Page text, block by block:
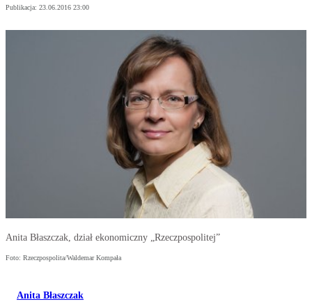
Publikacja: 23.06.2016 23:00
Anita Błaszczak, dział ekonomiczny „Rzeczpospolitej”
Foto: Rzeczpospolita/Waldemar Kompała
Anita Błaszczak